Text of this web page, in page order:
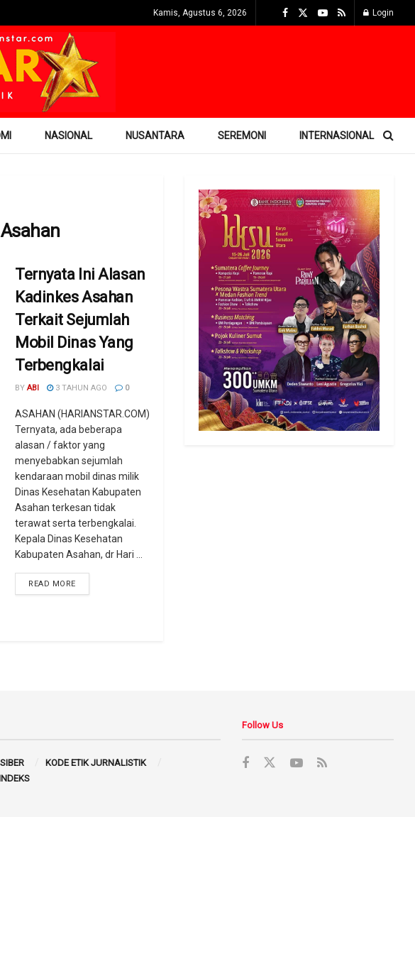
Kamis, Agustus 6, 2026 Login
NASIONAL NUSANTARA SEREMONI INTERNASIONAL
Ternyata Ini Alasan
Kadinkes Asahan
Terkait Sejumlah
Mobil Dinas Yang
Terbengkalai
BY ABI 3 TAHUN AGO 0
ASAHAN (HARIANSTAR.COM) -
Ternyata, ada beberapa
alasan / faktor yang
menyebabkan sejumlah
kendaraan mobil dinas milik
Dinas Kesehatan Kabupaten
Asahan terkesan tidak
terawat serta terbengkalai.
Kepala Dinas Kesehatan
Kabupaten Asahan, dr Hari ...
READ MORE
KODE ETIK JURNALISTIK
INDEKS
Follow Us